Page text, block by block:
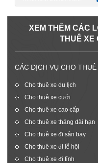
XEM THÊM CÁC
THUÊ XE
CÁC DỊCH VỤ CHO THUÊ
Cho thuê xe du lịch
Cho thuê xe cưới
Cho thuê xe cao cấp
Cho thuê xe tháng dài hạn
Cho thuê xe đi sân bay
Cho thuê xe đi lễ hội
Cho thuê xe đi tỉnh